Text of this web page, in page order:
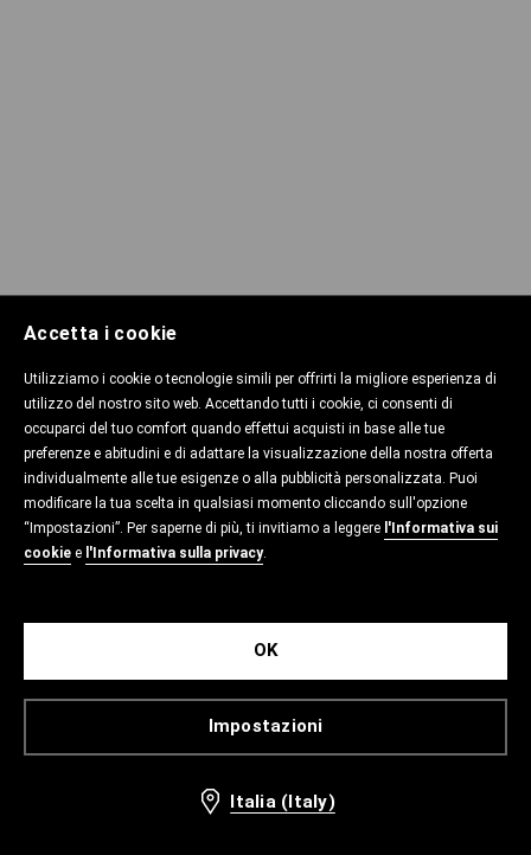
Accetta i cookie
Utilizziamo i cookie o tecnologie simili per offrirti la migliore esperienza di
utilizzo del nostro sito web. Accettando tutti i cookie, ci consenti di
occuparci del tuo comfort quando effettui acquisti in base alle tue
preferenze e abitudini e di adattare la visualizzazione della nostra offerta
individualmente alle tue esigenze o alla pubblicità personalizzata. Puoi
modificare la tua scelta in qualsiasi momento cliccando sull'opzione
“Impostazioni”. Per saperne di più, ti invitiamo a leggere l'Informativa sui
cookie e l'Informativa sulla privacy.
Impostazioni
OK
Italia (Italy)